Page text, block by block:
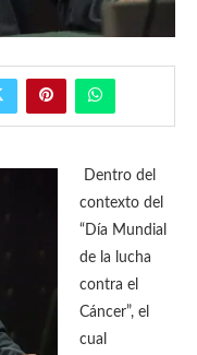
Dentro del
contexto del
“Día Mundial
de la lucha
contra el
Cáncer”, el
cual